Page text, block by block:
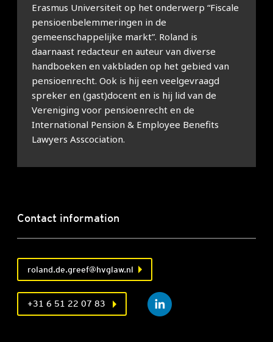
Erasmus Universiteit op het onderwerp “Fiscale
pensioenbelemmeringen in de
gemeenschappelijke markt”. Roland is
daarnaast redacteur en auteur van diverse
handboeken en vakbladen op het gebied van
pensioenrecht. Ook is hij een veelgevraagd
spreker en (gast)docent en is hij lid van de
Vereniging voor pensioenrecht en de
International Pension & Employee Benefits
Lawyers Asscociation.
Contact information
roland.de.greef@hvglaw.nl
+31 6 51 22 07 83